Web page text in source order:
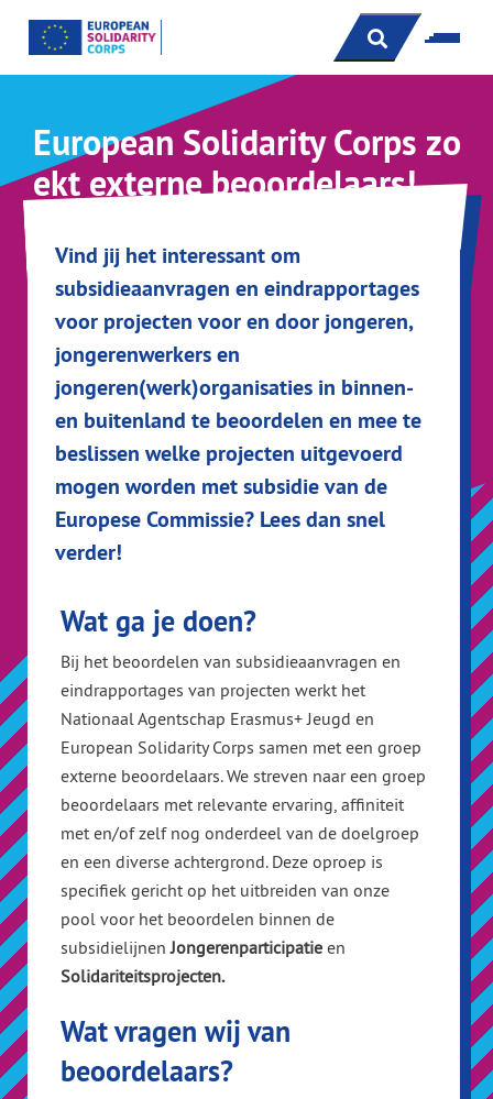
European Solidarity Corps zo
ekt externe beoordelaars!
Vind jij het interessant om
subsidieaanvragen en eindrapportages
voor projecten voor en door jongeren,
jongerenwerkers en
jongeren(werk)organisaties in binnen-
en buitenland te beoordelen en mee te
beslissen welke projecten uitgevoerd
mogen worden met subsidie van de
Europese Commissie? Lees dan snel
verder!
Wat ga je doen?
Bij het beoordelen van subsidieaanvragen en
eindrapportages van projecten werkt het
Nationaal Agentschap Erasmus+ Jeugd en
European Solidarity Corps samen met een groep
externe beoordelaars. We streven naar een groep
beoordelaars met relevante ervaring, affiniteit
met en/of zelf nog onderdeel van de doelgroep
en een diverse achtergrond. Deze oproep is
specifiek gericht op het uitbreiden van onze
pool voor het beoordelen binnen de
subsidielijnenJongerenparticipatie en
Solidariteitsprojecten.
Wat vragen wij van
beoordelaars?